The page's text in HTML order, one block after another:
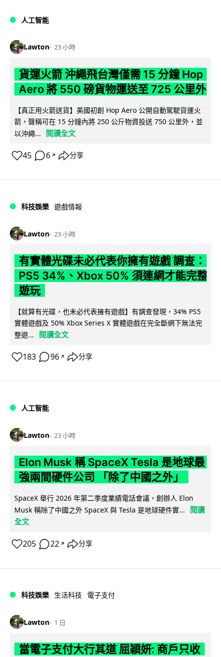
人工智能
Lawton 23 小時
貨運火箭 沖繩飛台灣僅需 15 分鐘 Hop
Aero 將 550 磅貨物運送至 725 公里外
【真正用火箭送貨】美國初創 Hop Aero 公開自動駕駛貨運火
箭，聲稱可在 15 分鐘內將 250 公斤物資投送 750 公里外，並
以沖繩...
閱讀全文
45 6 ↗ 分享
科技娛樂 遊戲情報
Lawton 23 小時
有實體光碟未必代表你擁有遊戲 調查：
PS5 34%、Xbox 50% 須連網才能完整
遊玩
【就算有光碟，也未必代表擁有遊戲】有調查發現，34% PS5
實體遊戲及 50% Xbox Series X 實體遊戲在完全斷網下無法完
整遊...
閱讀全文
183 96 ↗ 分享
人工智能
Lawton 23 小時
Elon Musk 稱 SpaceX Tesla 是地球最
強兩間硬件公司 「除了中國之外」
SpaceX 舉行 2026 年第二季度業績電話會議，創辦人 Elon
Musk 稱除了中國之外 SpaceX 與 Tesla 是地球硬件實...
閱讀
全文
205 22 ↗ 分享
科技娛樂 生活科技 電子支付
Lawton 1 日
當電子支付大行其道 屈穎妍: 商戶只收